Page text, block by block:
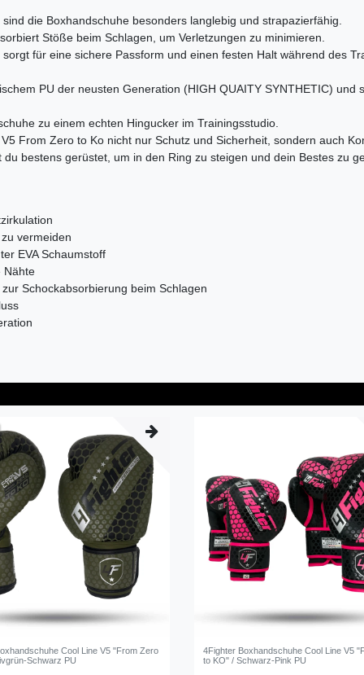
die Boxhandschuhe besonders langlebig und strapazierfähig.
Stöße beim Schlagen, um Verletzungen zu minimieren.
für eine sichere Passform und einen festen Halt während des
PU der neusten Generation (HIGH QUAITY SYNTHETIC)
zu einem echten Hingucker im Trainingsstudio.
From Zero to Ko nicht nur Schutz und Sicherheit, sondern auch
bestens gerüstet, um in den Ring zu steigen und dein Bestes zu
vermeiden
EVA Schaumstoff
Nähte
Schockabsorbierung beim Schlagen
Cool Line V5 "From Zero
Schwarz PU
4Fighter Boxhandschuhe Cool Line V5
to KO" / Schwarz-Pink PU